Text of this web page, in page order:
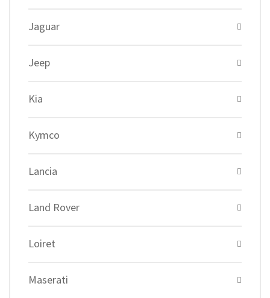
Jaguar
Jeep
Kia
Kymco
Lancia
Land Rover
Loiret
Maserati